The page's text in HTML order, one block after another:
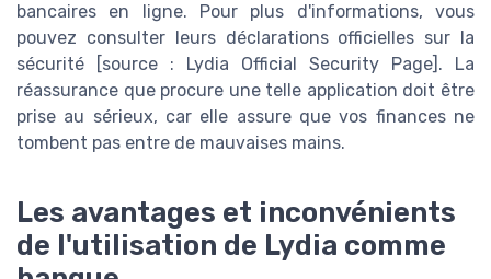
bancaires en ligne. Pour plus d'informations, vous
pouvez consulter leurs déclarations officielles sur la
sécurité [source : Lydia Official Security Page]. La
réassurance que procure une telle application doit être
prise au sérieux, car elle assure que vos finances ne
tombent pas entre de mauvaises mains.
Les avantages et inconvénients
de l'utilisation de Lydia comme